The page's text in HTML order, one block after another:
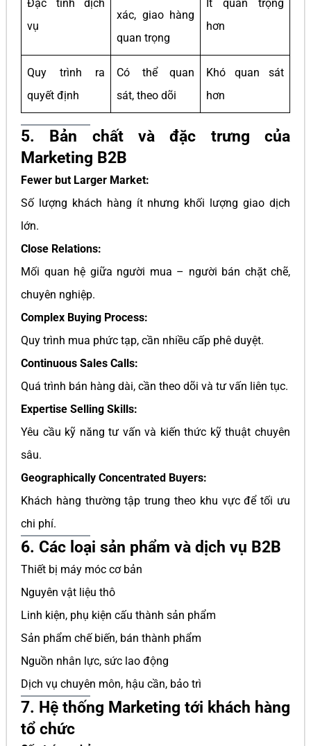
Đặc tính dịch
vụ
xác, giao hàng
quan trọng
Ít quan trọng
hơn
Quy trình ra
quyết định
Có thể quan
sát, theo dõi
Khó quan sát
hơn
5. Bản chất và đặc trưng của
Marketing B2B
Fewer but Larger Market:
Số lượng khách hàng ít nhưng khối lượng giao dịch
lớn.
Close Relations:
Mối quan hệ giữa người mua – người bán chặt chẽ,
chuyên nghiệp.
Complex Buying Process:
Quy trình mua phức tạp, cần nhiều cấp phê duyệt.
Continuous Sales Calls:
Quá trình bán hàng dài, cần theo dõi và tư vấn liên tục.
Expertise Selling Skills:
Yêu cầu kỹ năng tư vấn và kiến thức kỹ thuật chuyên
sâu.
Geographically Concentrated Buyers:
Khách hàng thường tập trung theo khu vực để tối ưu
chi phí.
6. Các loại sản phẩm và dịch vụ B2B
Thiết bị máy móc cơ bản
Nguyên vật liệu thô
Linh kiện, phụ kiện cấu thành sản phẩm
Sản phẩm chế biến, bán thành phẩm
Nguồn nhân lực, sức lao động
Dịch vụ chuyên môn, hậu cần, bảo trì
7. Hệ thống Marketing tới khách hàng
tổ chức